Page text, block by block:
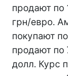
продают по
грн/евро.
покупают
продают по
долл. Курс